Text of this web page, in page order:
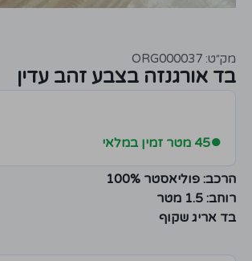
מק״ט: ORG000037
בד אורגנזה בצבע זהב עדין
●45 מטר זמין במלאי
הרכב: פוליאסטר 100%
רוחב: 1.5 מטר
בד אריג שקוף